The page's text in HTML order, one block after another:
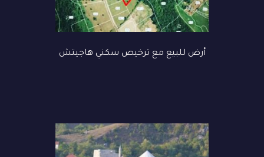
أرض للبيع مع ترخيص سكني هاجيتش